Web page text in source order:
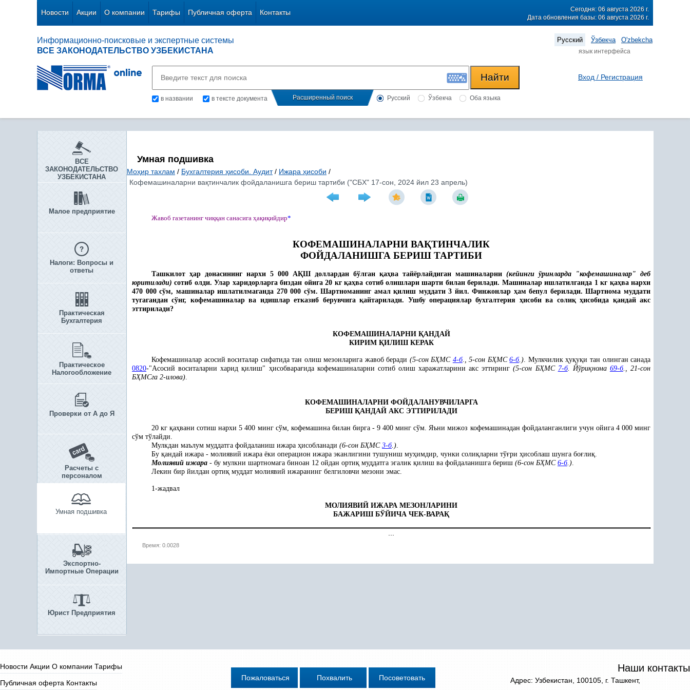
Новости Акции О компании Тарифы Публичная оферта Контакты
Сегодня: 06 августа 2026 г.
Дата обновления базы: 06 августа 2026 г.
Информационно-поисковые и экспертные системы
ВСЕ ЗАКОНОДАТЕЛЬСТВО УЗБЕКИСТАНА
Русский Ўзбекча O'zbekcha
язык интерфейса
в названии в тексте документа Расширенный поиск Русский Ўзбекча Оба языка
Вход / Регистрация
ВСЕ
ЗАКОНОДАТЕЛЬСТВО
УЗБЕКИСТАНА
Малое предприятие
Налоги: Вопросы и
ответы
Практическая
Бухгалтерия
Практическое
Налогообложение
Проверки от А до Я
Расчеты с
персоналом
Умная подшивка
Экспортно-
Импортные Операции
Юрист Предприятия
Умная подшивка
Моҳир тахлам / Бухгалтерия ҳисоби. Аудит / Ижара ҳисоби /
Кофемашиналарни вақтинчалик фойдаланишга бериш тартиби ("СБХ" 17-сон, 2024 йил 23 апрель)
Жавоб газетанинг чиққан санасига ҳақиқийдир*
КОФЕМАШИНАЛАРНИ ВАҚТИНЧАЛИК
ФОЙДАЛАНИШГА БЕРИШ ТАРТИБИ
Ташкилот ҳар донасининг нархи 5 000 АҚШ доллардан бўлган қаҳва тайёрлайдиган машиналарни (кейинги ўринларда "кофемашиналар" деб
юритилади) сотиб олди.Улар харидорларга биздан ойига 20 кгқаҳва сотиб олишлари шарти билан берилади. Машиналар ишлатилганда 1 кг қаҳва нархи
470 000 сўм, машиналар ишлатилмаганда 270 000 сўм. Шартноманинг амалқилиш муддати 3 йил. Финжонлар ҳам бепул берилади. Шартнома муддати
тугагандан сўнг, кофемашиналар ва идишлар етказиб берувчигақайтарилади. Ушбу операциялар бухгалтерия ҳисоби ва солиқ ҳисобида қандай акс
эттирилади?
КОФЕМАШИНАЛАРНИ ҚАНДАЙ
КИРИМ ҚИЛИШ КЕРАК
Кофемашиналар асосий воситалар сифатида тан олиш мезонларига жавоб беради (5-сон БҲМС 4-б., 5-сон БҲМС6-б.). Мулкчиликҳуқуқи тан олинган санада
0820-"Асосий воситаларни харидқилиш" ҳисобварағида кофемашиналарни сотиб олиш харажатларини акс эттиринг(5-сон БҲМС 7-б. Йўриқнома 69-б., 21-сон
БҲМСга 2-илова).
КОФЕМАШИНАЛАРНИ ФОЙДАЛАНУВЧИЛАРГА
БЕРИШ ҚАНДАЙ АКС ЭТТИРИЛАДИ
20 кгқаҳвани сотиш нархи 5 400 минг сўм, кофемашина билан бирга - 9 400 минг сўм. Яъни мижоз кофемашинадан фойдаланганлиги учун ойига 4 000 минг
сўм тўлайди.
Мулкдан маълум муддатга фойдаланиш ижара ҳисобланади (6-сон БҲМС 3-б.).
Бу қандай ижара - молиявий ижара ёки операцион ижара эканлигини тушуниш муҳимдир, чунки солиқларни тўғри ҳисоблаш шунга боғлиқ.
Молиявий ижара - бу мулкни шартномага биноан 12 ойдан ортиқ муддатга эгалик қилиш ва фойдаланишга бериш (6-сон БҲМС 6-б.).
Лекин бир йилдан ортиқ муддат молиявий ижаранинг белгиловчи мезони эмас.
1-жадвал
МОЛИЯВИЙ ИЖАРА МЕЗОНЛАРИНИ
БАЖАРИШ БЎЙИЧА ЧЕК-ВАРАҚ
Время: 0.0028
Новости Акции О компании Тарифы
Публичная оферта Контакты
Наши контакты
Адрес: Узбекистан, 100105, г. Ташкент,